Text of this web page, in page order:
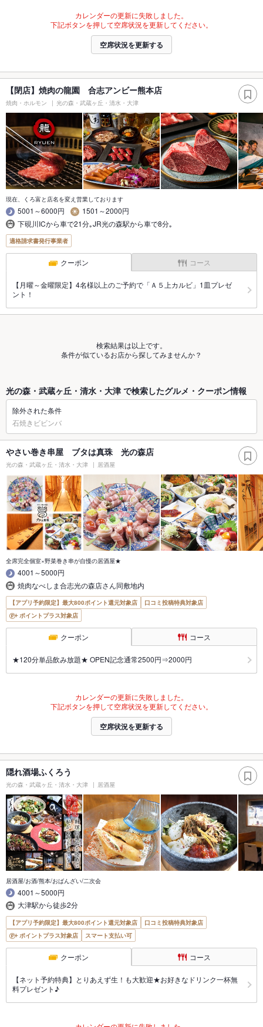
カレンダーの更新に失敗しました。
下記ボタンを押して空席状況を更新してください。
空席状況を更新する
【閉店】焼肉の龍園 合志アンビー熊本店
焼肉・ホルモン 光の森・武蔵ヶ丘・清水・大津
現在、くろ富と店名を変え営業しております
5001～6000円
1501～2000円
下硯川ICから車で21分｡JR光の森駅から車で8分｡
適格請求書発行事業者
クーポン コース
【月曜～金曜限定】4名様以上のご予約で「Ａ５上カルビ」1皿プレゼ
ント！
検索結果は以上です。
条件が似ているお店から探してみませんか？
光の森・武蔵ヶ丘・清水・大津 で検索したグルメ・クーポン情報
除外された条件
石焼きビビンバ
やさい巻き串屋 ブタは真珠 光の森店
光の森・武蔵ヶ丘・清水・大津 居酒屋
全席完全個室×野菜巻き串が自慢の居酒屋★
4001～5000円
焼肉なべしま合志光の森店さん同敷地内
【アプリ予約限定】最大800ポイント還元対象店
口コミ投稿特典対象店
ポイントプラス対象店
クーポン コース
★120分単品飲み放題★ OPEN記念通常2500円⇒2000円
カレンダーの更新に失敗しました。
下記ボタンを押して空席状況を更新してください。
空席状況を更新する
隠れ酒場ふくろう
光の森・武蔵ヶ丘・清水・大津 居酒屋
居酒屋/お酒/熊本/おばんざい/二次会
4001～5000円
大津駅から徒歩2分
【アプリ予約限定】最大800ポイント還元対象店
口コミ投稿特典対象店
ポイントプラス対象店
スマート支払い可
クーポン コース
【ネット予約特典】とりあえず生！も大歓迎★お好きなドリンク一杯無
料プレゼント♪